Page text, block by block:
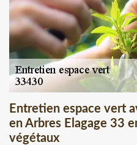
Entretien espace vert
en Arbres Elagage 33
végétaux